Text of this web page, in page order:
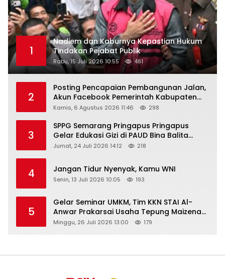
1
Nadiem dan Kaburnya Kepastian Hukum
Tindakan Pejabat Publik
Rabu, 15 Juli 2026 10:55 481
2
Posting Pencapaian Pembangunan Jalan,
Akun Facebook Pemerintah Kabupaten
Rembang “Dirujak” Warganet
Kamis, 6 Agustus 2026 11:46 298
3
SPPG Semarang Pringapus Pringapus
Gelar Edukasi Gizi di PAUD Bina Balita
Peringati Hari Anak Nasional 2026
Jumat, 24 Juli 2026 14:12 218
4 Jangan Tidur Nyenyak, Kamu WNI
Senin, 13 Juli 2026 10:05 193
5
Gelar Seminar UMKM, Tim KKN STAI Al-
Anwar Prakarsai Usaha Tepung Maizena
di Logung
Minggu, 26 Juli 2026 13:00 179